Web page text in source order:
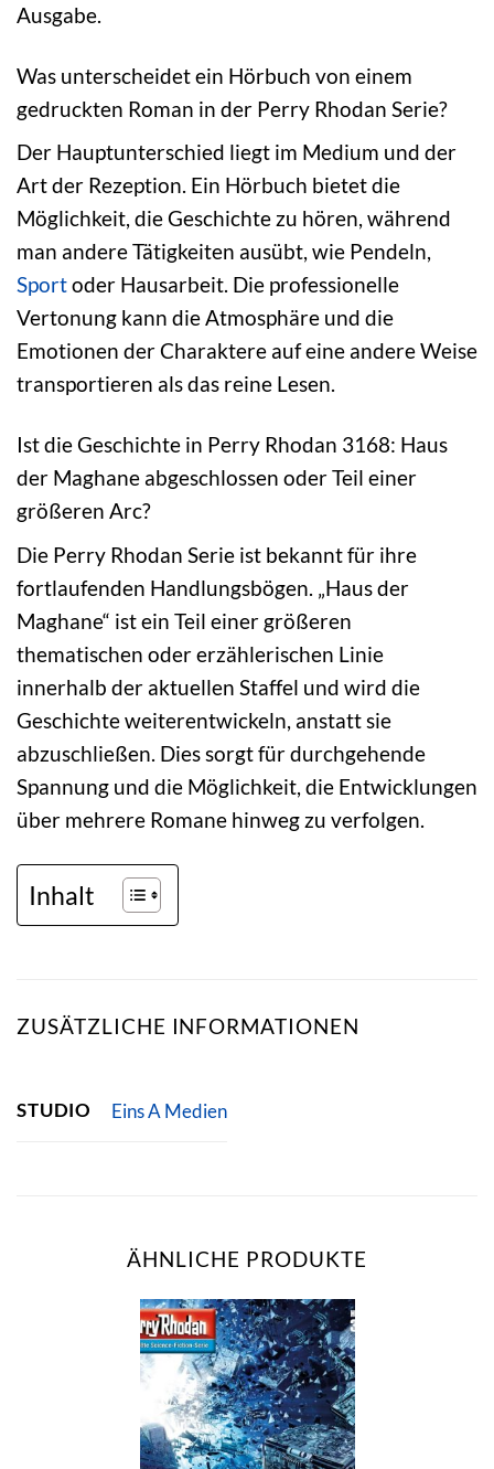
Ausgabe.
Was unterscheidet ein Hörbuch von einem
gedruckten Roman in der Perry Rhodan Serie?
Der Hauptunterschied liegt im Medium und der
Art der Rezeption. Ein Hörbuch bietet die
Möglichkeit, die Geschichte zu hören, während
man andere Tätigkeiten ausübt, wie Pendeln,
Sportoder Hausarbeit. Die professionelle
Vertonung kann die Atmosphäre und die
Emotionen der Charaktere auf eine andere Weise
transportieren als das reine Lesen.
Ist die Geschichte in Perry Rhodan 3168: Haus
der Maghane abgeschlossen oder Teil einer
größeren Arc?
Die Perry Rhodan Serie ist bekannt für ihre
fortlaufenden Handlungsbögen. „Haus der
Maghane“ ist ein Teil einer größeren
thematischen oder erzählerischen Linie
innerhalb der aktuellen Staffel und wird die
Geschichte weiterentwickeln, anstatt sie
abzuschließen. Dies sorgt für durchgehende
Spannung und die Möglichkeit, die Entwicklungen
über mehrere Romane hinweg zu verfolgen.
Inhalt
ZUSÄTZLICHE INFORMATIONEN
STUDIO Eins A Medien
ÄHNLICHE PRODUKTE